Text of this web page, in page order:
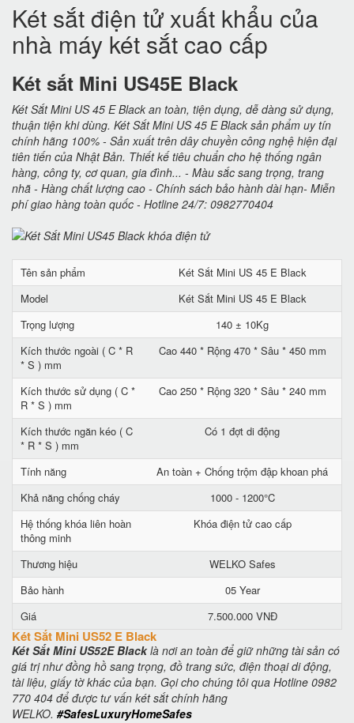
Két sắt điện tử xuất khẩu của
nhà máy két sắt cao cấp
Két sắt Mini US45E Black
Két Sắt Mini US 45 E Black an toàn, tiện dụng, dễ dàng sử dụng,
thuận tiện khi dùng. Két Sắt Mini US 45 E Black sản phẩm uy tín
chính hãng 100% - Sản xuất trên dây chuyền công nghệ hiện đại
tiên tiến của Nhật Bản. Thiết kế tiêu chuẩn cho hệ thống ngân
hàng, công ty, cơ quan, gia đình... - Màu sắc sang trọng, trang
nhã - Hàng chất lượng cao - Chính sách bảo hành dài hạn- Miễn
phí giao hàng toàn quốc - Hotline 24/7: 0982770404
Tên sản phẩm
Két Sắt Mini US 45 E Black
Model
Két Sắt Mini US 45 E Black
Trọng lượng
140 ± 10Kg
Kích thước ngoài ( C * R
* S ) mm
Cao 440 * Rộng 470 * Sâu * 450 mm
Kích thước sử dụng ( C *
R * S ) mm
Cao 250 * Rộng 320 * Sâu * 240 mm
Kích thước ngăn kéo ( C
* R * S ) mm
Có 1 đợt di động
Tính năng
An toàn + Chống trộm đập khoan phá
Khả năng chống cháy
1000 - 1200°C
Hệ thống khóa liên hoàn
thông minh
Khóa điện tử cao cấp
Thương hiệu
WELKO Safes
Bảo hành
05 Year
Giá
7.500.000 VNĐ
Két Sắt Mini US52 E Black
Két Sắt Mini US52E Blacklà nơi an toàn để giữ những tài sản có
giá trị như đồng hồ sang trọng, đồ trang sức, điện thoại di động,
tài liệu, giấy tờ khác của bạn. Gọi cho chúng tôi qua Hotline 0982
770 404 để được tư vấn két sắt chính hãng
WELKO. #SafesLuxuryHomeSafes